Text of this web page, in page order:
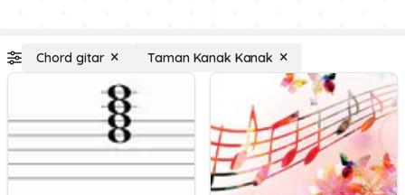
Chord gitar Taman Kanak Kanak